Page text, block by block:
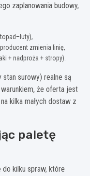
zaplanowania budowy,
zmienia linię,
+ nadproża + stropy).
stan surowy) realne są
że oferta jest
kilka małych dostaw z
paletę
kilku spraw, które